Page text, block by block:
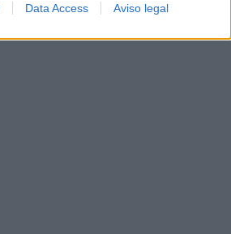
Data Access Aviso legal